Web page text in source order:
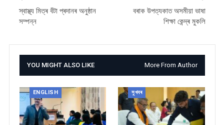
স্বাস্থ্য মিত্ৰ বঁটা প্ৰদানৰ অনুষ্ঠান
সম্পন্ন
বৰাক উপত্যকাত অসমীয়া ভাষা
শিক্ষা কেন্দ্ৰ মুকলি
YOU MIGHT ALSO LIKE More From Author
ENGLISH সুখবৰ